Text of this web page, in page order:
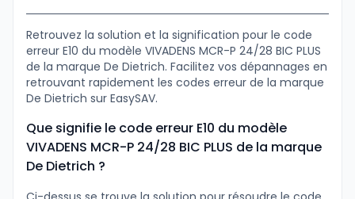
Retrouvez la solution et la signification pour le code
erreur E10 du modèle VIVADENS MCR-P 24/28 BIC PLUS
de la marque De Dietrich. Facilitez vos dépannages en
retrouvant rapidement les codes erreur de la marque
De Dietrich sur EasySAV.
Que signifie le code erreur E10 du modèle
VIVADENS MCR-P 24/28 BIC PLUS de la marque
De Dietrich ?